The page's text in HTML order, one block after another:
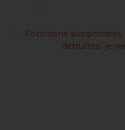
Fonctions
détruites, je